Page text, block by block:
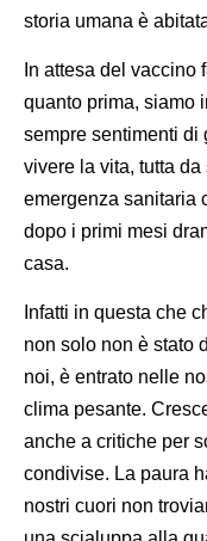
storia umana è
In attesa del vaccino
quanto prima, siamo
sempre sentimenti di
vivere la vita, tutta
emergenza sanitaria
dopo i primi mesi
casa.
Infatti in questa che
non solo non è stato
noi, è entrato nelle
clima pesante.
anche a critiche per
condivise. La paura
nostri cuori non